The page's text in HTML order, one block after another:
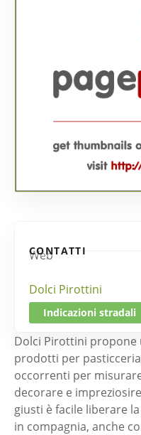
CONTATTI
Web
Dolci Pirottini
Indicazioni stradali
Dolci Pirottini
prodotti per
occorrenti per
decorare e
giusti è facile liberare
in compagnia, anche